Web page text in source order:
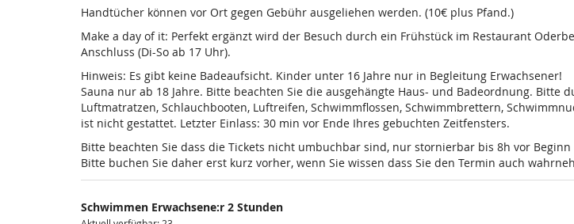
Handtücher können vor Ort gegen Gebühr ausgeliehen werden. (10€ plus Pfand.)
Make a day of it: Perfekt ergänzt wird der Besuch durch ein Frühstück im Restaurant
Anschluss (Di-So ab 17 Uhr).
Hinweis: Es gibt keine Badeaufsicht. Kinder unter 16 Jahre nur in Begleitung Erwachsener!
Sauna nur ab 18 Jahre. Bitte beachten Sie die ausgehängte Haus- und Badeordnung. Bitte
Luftmatratzen, Schlauchbooten, Luftreifen, Schwimmflossen, Schwimmbrettern,
ist nicht gestattet. Letzter Einlass: 30 min vor Ende Ihres gebuchten Zeitfensters.
Bitte beachten Sie dass die Tickets nicht umbuchbar sind, nur stornierbar bis 8h vor
Bitte buchen Sie daher erst kurz vorher, wenn Sie wissen dass Sie den Termin auch
Schwimmen Erwachsene:r 2 Stunden